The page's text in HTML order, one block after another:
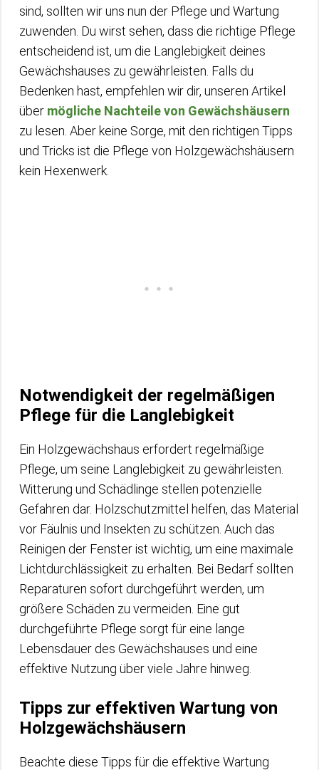
sind, sollten wir uns nun der Pflege und Wartung
zuwenden. Du wirst sehen, dass die richtige Pflege
entscheidend ist, um die Langlebigkeit deines
Gewächshauses zu gewährleisten. Falls du
Bedenken hast, empfehlen wir dir, unseren Artikel
über mögliche Nachteile von Gewächshäusern
zu lesen. Aber keine Sorge, mit den richtigen Tipps
und Tricks ist die Pflege von Holzgewächshäusern
kein Hexenwerk.
Notwendigkeit der regelmäßigen
Pflege für die Langlebigkeit
Ein Holzgewächshaus erfordert regelmäßige
Pflege, um seine Langlebigkeit zu gewährleisten.
Witterung und Schädlinge stellen potenzielle
Gefahren dar. Holzschutzmittel helfen, das Material
vor Fäulnis und Insekten zu schützen. Auch das
Reinigen der Fenster ist wichtig, um eine maximale
Lichtdurchlässigkeit zu erhalten. Bei Bedarf sollten
Reparaturen sofort durchgeführt werden, um
größere Schäden zu vermeiden. Eine gut
durchgeführte Pflege sorgt für eine lange
Lebensdauer des Gewächshauses und eine
effektive Nutzung über viele Jahre hinweg.
Tipps zur effektiven Wartung von
Holzgewächshäusern
Beachte diese Tipps für die effektive Wartung